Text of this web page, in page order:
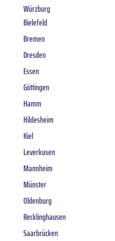
Würzburg
Bielefeld
Bremen
Dresden
Essen
Göttingen
Hamm
Hildesheim
Kiel
Leverkusen
Mannheim
Münster
Oldenburg
Recklinghausen
Saarbrücken